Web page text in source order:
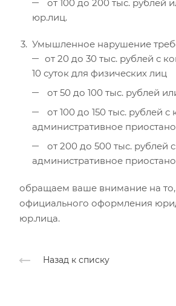
от 100 до 200 тыс. рублей
юр.лиц.
Умышленное нарушение
от 20 до 30 тыс. рублей с
10 суток для физических лиц
от 50 до 100 тыс. рублей
от 100 до 150 тыс. рублей
административное
от 200 до 500 тыс.
административное
обращаем ваше внимание на то,
официального оформления
юр.лица.
Назад к списку